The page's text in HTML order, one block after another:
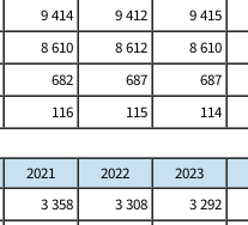
9 414 9 412 9 415
8 610 8 612 8 610
682 687 687
116 115 114
2021 2022 2023
3 358 3 308 3 292